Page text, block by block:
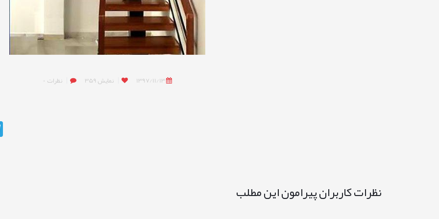
1397/11/13 نمایش نظرات
نظرات کاربران پیرامون این مطلب